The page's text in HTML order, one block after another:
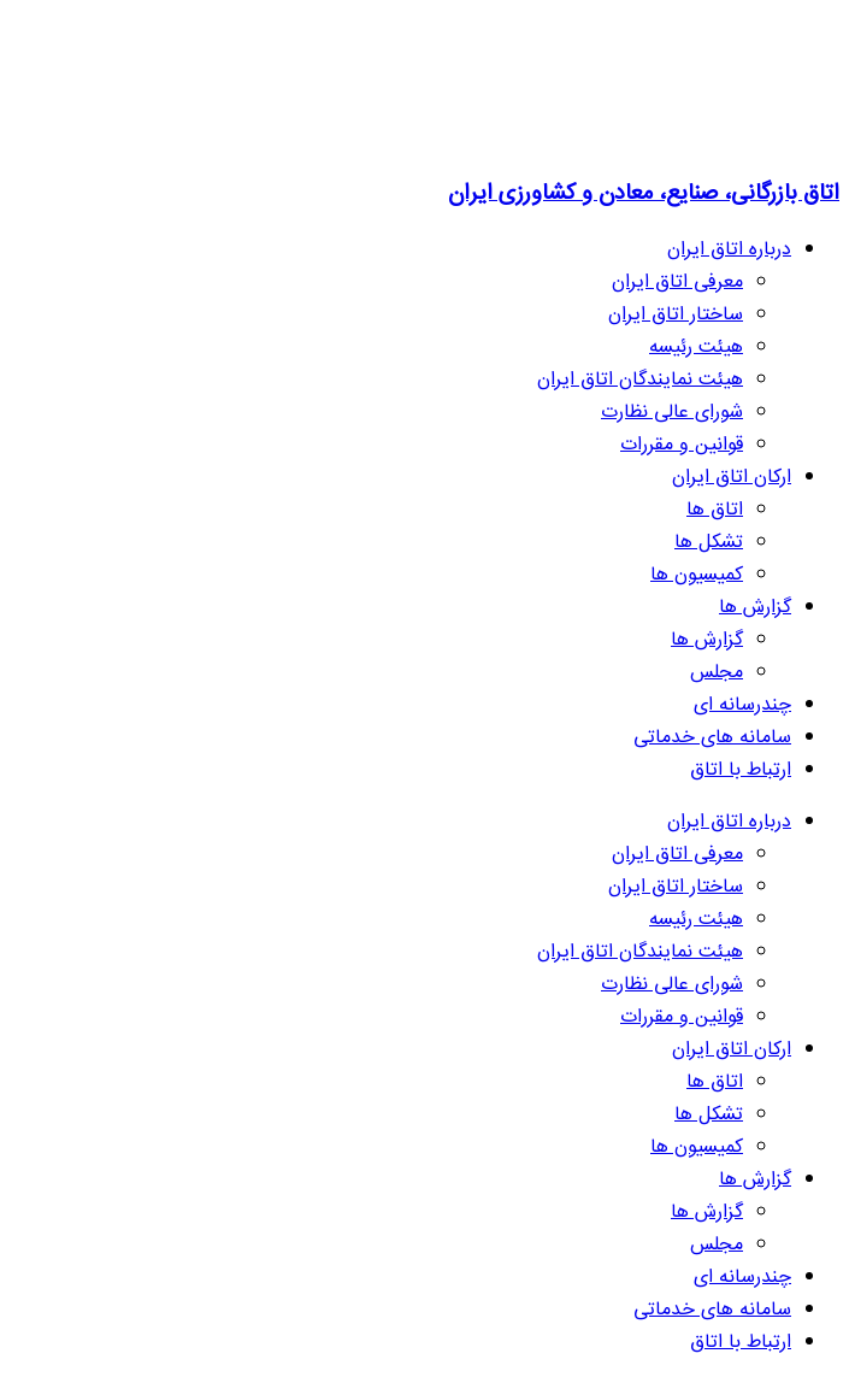
اتاق بازرگانی، صنایع، معادن و کشاورزی ایران
درباره اتاق ایران
معرفی اتاق ایران
ساختار اتاق ایران
هیئت رئیسه
هیئت نمایندگان اتاق ایران
شورای عالی نظارت
قوانین و مقررات
ارکان اتاق ایران
اتاق ها
تشکل ها
کمیسیون ها
گزارش ها
گزارش ها
مجلس
چندرسانه ای
سامانه های خدماتی
ارتباط با اتاق
درباره اتاق ایران
معرفی اتاق ایران
ساختار اتاق ایران
هیئت رئیسه
هیئت نمایندگان اتاق ایران
شورای عالی نظارت
قوانین و مقررات
ارکان اتاق ایران
اتاق ها
تشکل ها
کمیسیون ها
گزارش ها
گزارش ها
مجلس
چندرسانه ای
سامانه های خدماتی
ارتباط با اتاق